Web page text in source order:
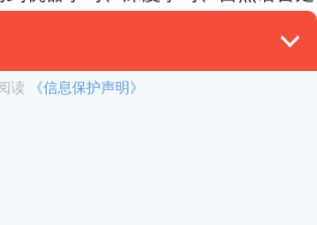
系统开发等职业。
院校官网等发布的官方消息。